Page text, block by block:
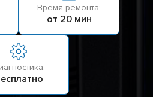
Время ремонта:
от 20 мин